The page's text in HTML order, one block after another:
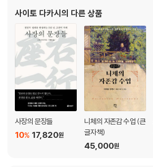
많지 않다. 그것은 학창 시절 역사를 공부할 때 연호
사이토 다카시의 다른 상품
사장의 문장들
17,820원
10%
니체의 자존감 수업 (큰
글자책)
45,000원